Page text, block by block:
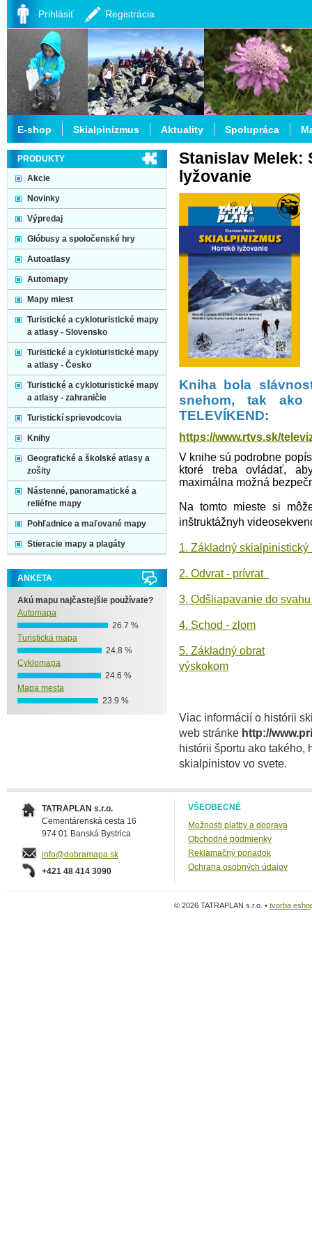
Stanislav Melek:
lyžovanie
Kniha bola
snehom, tak
TELEVÍKEND:
https://www.rtvs.sk/
V knihe sú podrobne
ktoré treba ovládať,
maximálna možná
Na tomto mieste si
inštruktážnyh
1. Základný skialpinistický
2. Odvrat - prívrat
3. Odšliapavanie do
4. Schod - zlom
5. Základný obrat
výskokom
Viac informácií o histórii
web stránke http://
histórii športu ako takého,
skialpinistov vo svete.
PRODUKTY
Akcie
Novinky
Výpredaj
Glóbusy a spoločenské hry
Autoatlasy
Automapy
Mapy miest
Turistické a cykloturistické mapy
a atlasy - Slovensko
Turistické a cykloturistické mapy
a atlasy - Česko
Turistické a cykloturistické mapy
a atlasy - zahraničie
Turistickí sprievodcovia
Knihy
Geografické a školské atlasy a
zošity
Nástenné, panoramatické a
reliéfne mapy
Pohľadnice a maľované mapy
Stieracie mapy a plagáty
ANKETA
Akú mapu najčastejšie používate?
Automapa
26.7 %
Turistická mapa
24.8 %
Cyklomapa
24.6 %
Mapa mesta
23.9 %
TATRAPLAN s.r.o.
Cementárenská cesta 16
974 01 Banská Bystrica
info@dobramapa.sk
+421 48 414 3090
VŠEOBECNÉ
Možnosti platby a doprava
Obchodné podmienky
Reklamačný poriadok
Ochrana osobných údajov
© 2026 TATRAPLAN s.r.o. • tvorba
E-shop Skialpinizmus Aktuality Spolupráca
Prihlásiť Registrácia